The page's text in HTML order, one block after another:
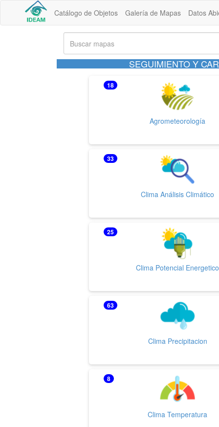
Catálogo de Objetos Galería de Mapas Datos
SEGUIMIENTO Y
Agrometeorología
18
Clima Análisis Climático
33
Clima Potencial Energetico
25
Clima Precipitacion
63
Clima Temperatura
8